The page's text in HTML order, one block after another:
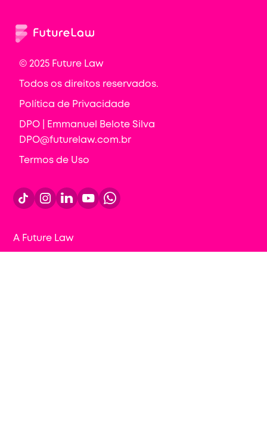
© 2025 Future Law
Todos os direitos reservados.
Política de Privacidade
DPO | Emmanuel Belote Silva
DPO@futurelaw.com.br
Termos de Uso
   
A Future Law